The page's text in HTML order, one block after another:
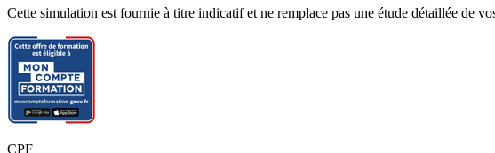
Cette simulation est fournie à titre indicatif et ne remplace pas une étude détaillée de
CPF